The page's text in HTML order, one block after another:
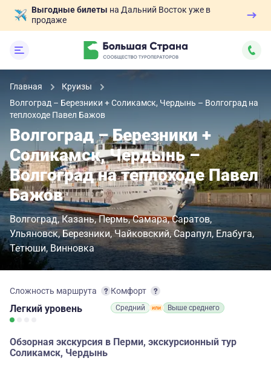
Выгодные билеты на Дальний Восток уже в
продаже
Главная
Круизы
Волгоград – Березники + Соликамск, Чердынь – Волгоград на
теплоходе Павел Бажов
Волгоград – Березники +
Соликамск, Чердынь –
Волгоград на теплоходе Павел
Бажов
Волгоград Казань Пермь Самара Саратов
Ульяновск Березники Чайковский Сарапул Елабуга
Тетюши Винновка
Сложность маршрута
Легкий уровень
Комфорт
Средний Выше среднего
Обзорная экскурсия в Перми, экскурсионный тур
Соликамск, Чердынь